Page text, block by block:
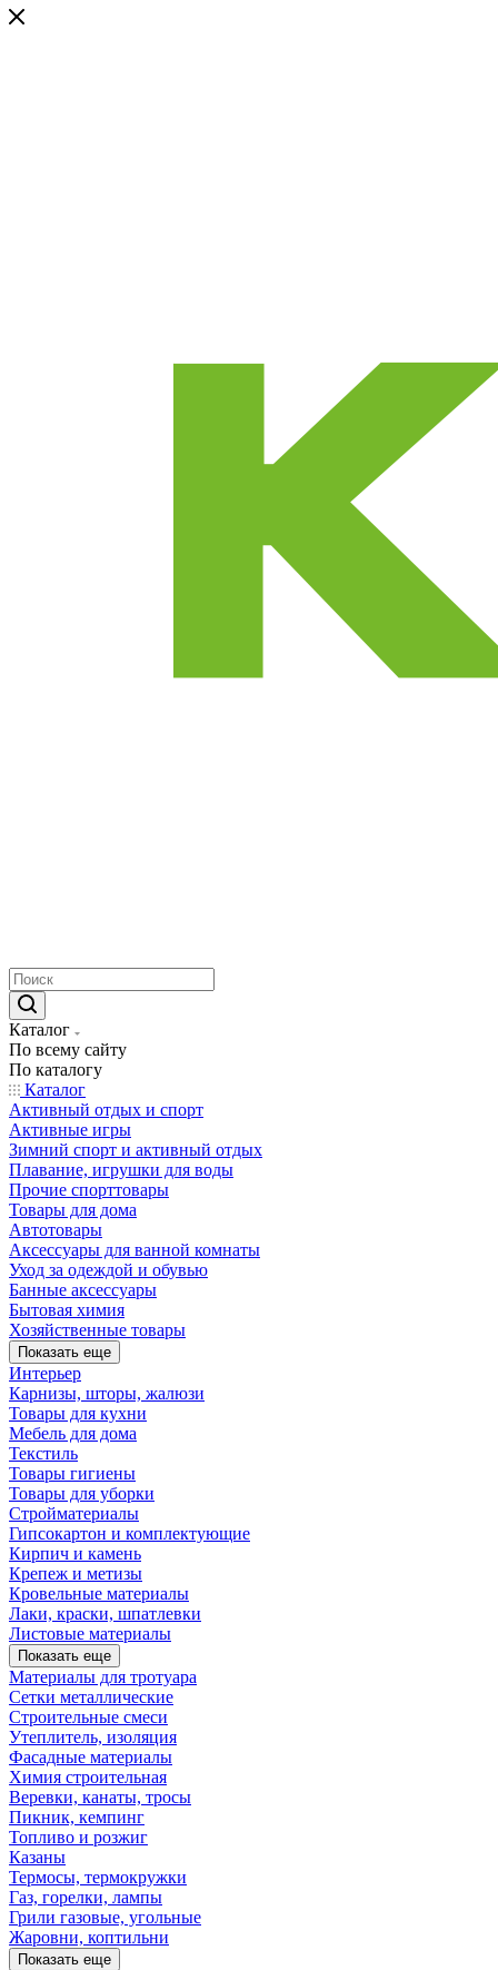
Каталог
По всему сайту
По каталогу
Каталог
Активный отдых и спорт
Активные игры
Зимний спорт и активный отдых
Плавание, игрушки для воды
Прочие спорттовары
Товары для дома
Автотовары
Аксессуары для ванной комнаты
Уход за одеждой и обувью
Банные аксессуары
Бытовая химия
Хозяйственные товары
Показать еще
Интерьер
Карнизы, шторы, жалюзи
Товары для кухни
Мебель для дома
Текстиль
Товары гигиены
Товары для уборки
Стройматериалы
Гипсокартон и комплектующие
Кирпич и камень
Крепеж и метизы
Кровельные материалы
Лаки, краски, шпатлевки
Листовые материалы
Показать еще
Материалы для тротуара
Сетки металлические
Строительные смеси
Утеплитель, изоляция
Фасадные материалы
Химия строительная
Веревки, канаты, тросы
Пикник, кемпинг
Топливо и розжиг
Казаны
Термосы, термокружки
Газ, горелки, лампы
Грили газовые, угольные
Жаровни, коптильни
Показать еще